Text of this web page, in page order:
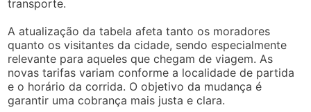
transporte.
A atualização da tabela afeta tanto os moradores
quanto os visitantes da cidade, sendo especialmente
relevante para aqueles que chegam de viagem. As
novas tarifas variam conforme a localidade de partida
e o horário da corrida. O objetivo da mudança é
garantir uma cobrança mais justa e clara.